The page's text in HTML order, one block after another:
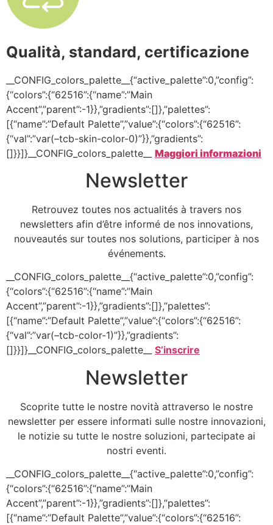
Qualità, standard, certificazione
__CONFIG_colors_palette__{“active_palette”:0,”config”:
{“colors”:{“62516”:{“name”:”Main
Accent”,”parent”:-1}},”gradients”:[]},”palettes”:
[{“name”:”Default Palette”,”value”:{“colors”:{“62516”:
{“val”:”var(–tcb-skin-color-0)”}},”gradients”:
[]}}]}__CONFIG_colors_palette__ Maggiori informazioni
Newsletter
Retrouvez toutes nos actualités à travers nos
newsletters afin d’être informé de nos innovations,
nouveautés sur toutes nos solutions, participer à nos
événements.
__CONFIG_colors_palette__{“active_palette”:0,”config”:
{“colors”:{“62516”:{“name”:”Main
Accent”,”parent”:-1}},”gradients”:[]},”palettes”:
[{“name”:”Default Palette”,”value”:{“colors”:{“62516”:
{“val”:”var(–tcb-color-1)”}},”gradients”:
[]}}]}__CONFIG_colors_palette__ S’inscrire
Newsletter
Scoprite tutte le nostre novità attraverso le nostre
newsletter per essere informati sulle nostre innovazioni,
le notizie su tutte le nostre soluzioni, partecipate ai
nostri eventi.
__CONFIG_colors_palette__{“active_palette”:0,”config”:
{“colors”:{“62516”:{“name”:”Main
Accent”,”parent”:-1}},”gradients”:[]},”palettes”:
[{“name”:”Default Palette”,”value”:{“colors”:{“62516”: